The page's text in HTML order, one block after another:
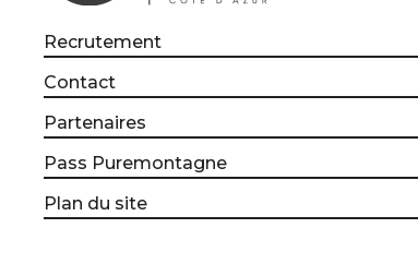
Recrutement
Contact
Partenaires
Pass Puremontagne
Plan du site